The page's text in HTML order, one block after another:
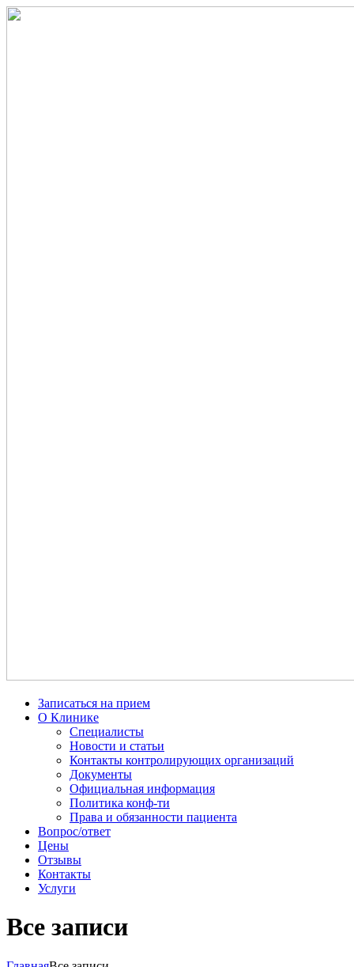
Записаться на прием
О Клинике
Специалисты
Новости и статьи
Контакты контролирующих организаций
Документы
Официальная информация
Политика конф-ти
Права и обязанности пациента
Вопрос/ответ
Цены
Отзывы
Контакты
Услуги
Все записи